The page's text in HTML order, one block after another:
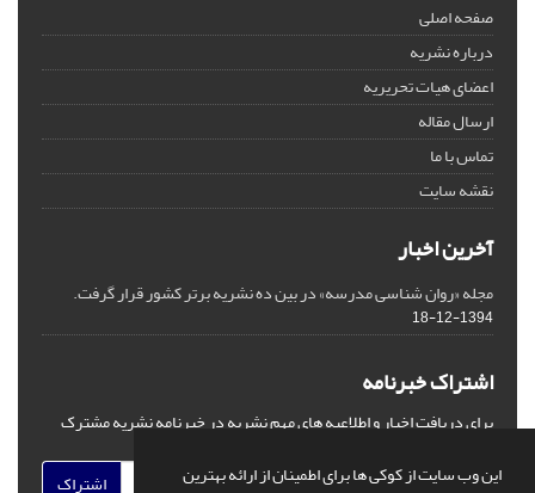
این وب سایت از کوکی ها برای اطمینان از ارائه بهترین
صفحه اصلی
درباره نشریه
اعضای هیات تحریریه
ارسال مقاله
تماس با ما
نقشه سایت
آخرین اخبار
مجله «روان شناسی مدرسه» در بین ده نشریه برتر کشور قرار گرفت.
1394-12-18
اشتراک خبرنامه
برای دریافت اخبار و اطلاعیه های مهم نشریه در خبرنامه نشریه مشترک
اشتراک